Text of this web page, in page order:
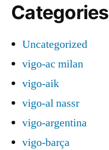
Categories
Uncategorized
vigo-ac milan
vigo-aik
vigo-al nassr
vigo-argentina
vigo-barça